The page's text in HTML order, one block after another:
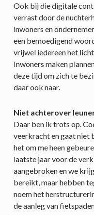
Ook bij die digitale
verrast door de
inwoners en
een bemoedigend
vrijwel iedereen het licht
Inwoners maken
deze tijd om zich te
daar ook naar.
Niet achterover
Daar ben ik trots op.
veerkracht en gaat niet
het om me heen
laatste jaar voor de
aangebroken en we
bereikt, maar hebben
noem het
de aanleg van